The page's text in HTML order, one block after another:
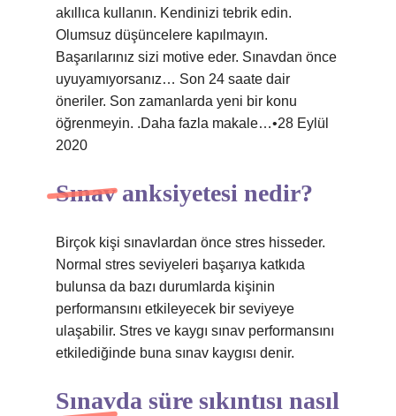
akıllıca kullanın. Kendinizi tebrik edin.
Olumsuz düşüncelere kapılmayın.
Başarılarınız sizi motive eder. Sınavdan önce
uyuyamıyorsanız… Son 24 saate dair
öneriler. Son zamanlarda yeni bir konu
öğrenmeyin. .Daha fazla makale…•28 Eylül
2020
Sınav anksiyetesi nedir?
Birçok kişi sınavlardan önce stres hisseder.
Normal stres seviyeleri başarıya katkıda
bulunsa da bazı durumlarda kişinin
performansını etkileyecek bir seviyeye
ulaşabilir. Stres ve kaygı sınav performansını
etkilediğinde buna sınav kaygısı denir.
Sınavda süre sıkıntısı nasıl